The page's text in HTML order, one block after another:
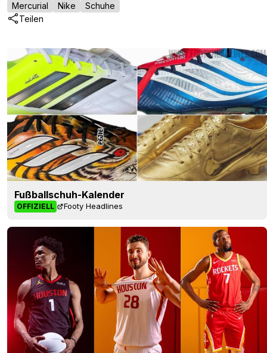
Mercurial Nike
Schuhe
Teilen
Fußballschuh-Kalender
OFFIZIELL Footy Headlines